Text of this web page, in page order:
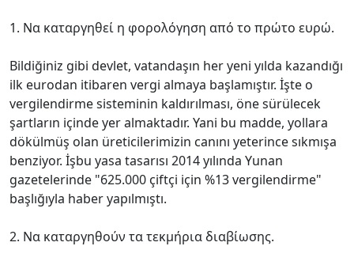
1. Να καταργηθεί η φορολόγηση από το πρώτο ευρώ.
Bildiğiniz gibi devlet, vatandaşın her yeni yılda kazandığı
ilk eurodan itibaren vergi almaya başlamıştır. İşte o
vergilendirme sisteminin kaldırılması, öne sürülecek
şartların içinde yer almaktadır. Yani bu madde, yollara
dökülmüş olan üreticilerimizin canını yeterince sıkmışa
benziyor. İşbu yasa tasarısı 2014 yılında Yunan
gazetelerinde "625.000 çiftçi için %13 vergilendirme"
başlığıyla haber yapılmıştı.
2. Να καταργηθούν τα τεκμήρια διαβίωσης.